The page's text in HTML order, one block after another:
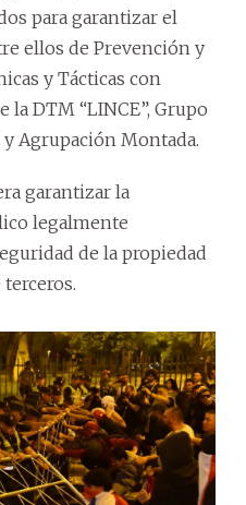
para garantizar el
ellos de Prevención y
y Tácticas con
DTM “LINCE”, Grupo
Agrupación Montada.
garantizar la
legalmente
de la propiedad